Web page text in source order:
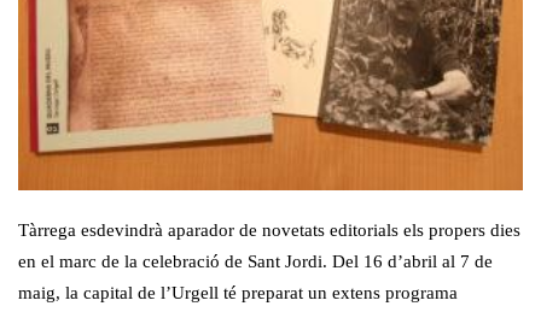
Tàrrega esdevindrà aparador de novetats editorials els propers dies
en el marc de la celebració de Sant Jordi. Del 16 d’abril al 7 de
maig, la capital de l’Urgell té preparat un extens programa